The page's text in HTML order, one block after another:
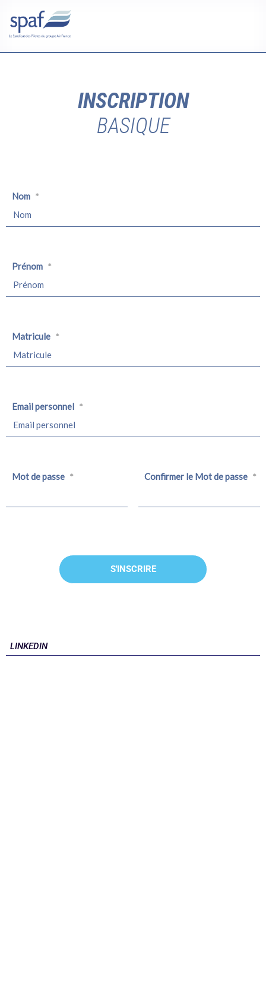
INSCRIPTION
BASIQUE
Nom *
Prénom *
Matricule *
Email personnel *
Mot de passe * Confirmer le Mot de passe *
LINKEDIN